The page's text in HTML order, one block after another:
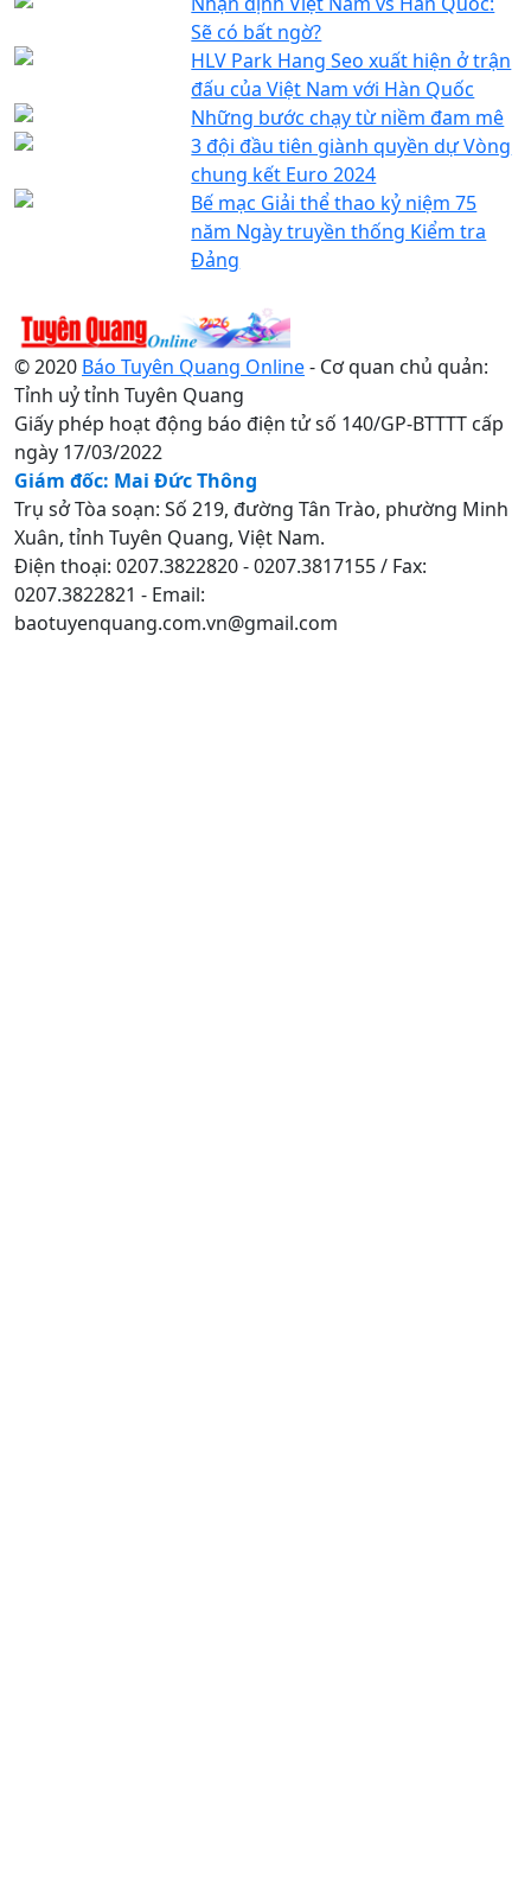
Sẽ có bất ngờ?
HLV Park Hang Seo xuất hiện ở trận
đấu của Việt Nam với Hàn Quốc
Những bước chạy từ niềm đam mê
3 đội đầu tiên giành quyền dự Vòng
chung kết Euro 2024
Bế mạc Giải thể thao kỷ niệm 75
năm Ngày truyền thống Kiểm tra
Đảng
© 2020 Báo Tuyên Quang Online- Cơ quan chủ quản:
Tỉnh uỷ tỉnh Tuyên Quang
Giấy phép hoạt động báo điện tử số 140/GP-BTTTT cấp
ngày 17/03/2022
Giám đốc: Mai Đức Thông
Trụ sở Tòa soạn: Số 219, đường Tân Trào, phường Minh
Xuân, tỉnh Tuyên Quang, Việt Nam.
Điện thoại: 0207.3822820 - 0207.3817155 / Fax:
0207.3822821 - Email:
baotuyenquang.com.vn@gmail.com